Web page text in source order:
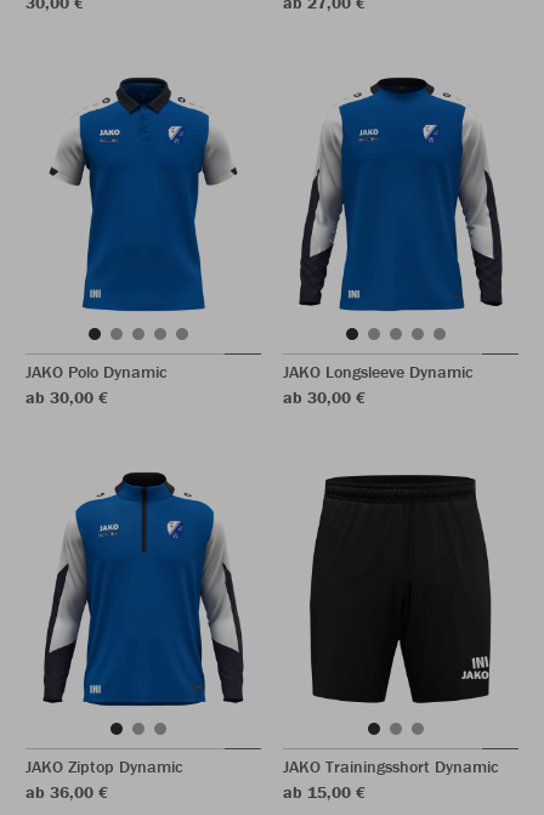
JAKO Polo Dynamic
ab 30,00 €
JAKO Longsleeve Dynamic
ab 30,00 €
JAKO Ziptop Dynamic
ab 36,00 €
JAKO Trainingsshort Dynamic
ab 15,00 €